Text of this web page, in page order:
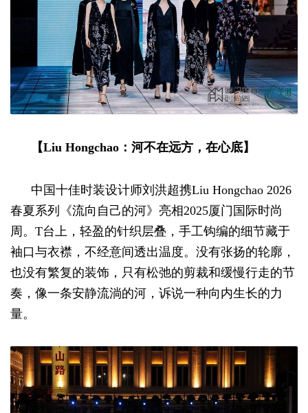
【Liu Hongchao：河不在远方，在心底】
中国十佳时装设计师刘洪超携Liu Hongchao 2026
春夏系列《流向自己的河》亮相2025厦门国际时尚
周。T台上，轻盈的针织层叠，手工钩编的细节藏于
袖口与衣襟，不经意间透出温度。没有张扬的轮廓，
也没有繁复的装饰，只有松弛的剪裁和缓慢行走的节
奏，像一条安静流淌的河，诉说一种向内生长的力
量。